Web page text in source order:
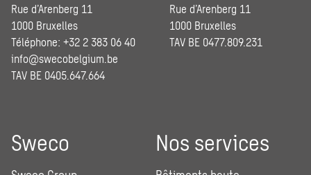
Rue d’Arenberg 11
1000 Bruxelles
Téléphone: +32 2 383 06 40
info@swecobelgium.be
TAV BE 0405.647.664
Rue d’Arenberg 11
1000 Bruxelles
TAV BE 0477.809.231
Sweco Nos services